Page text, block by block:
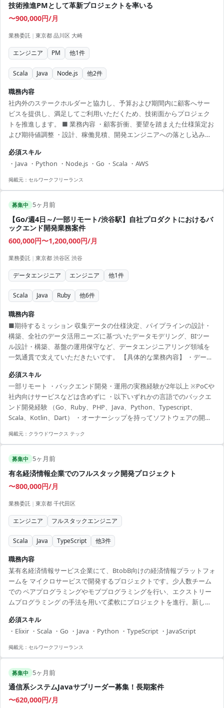
技術推進PMとして革新プロジェクトを率いる
〜900,000円/月
業務委託 | 東京都 品川区 大崎
エンジニア PM 他1件
Scala Java Node.js 他2件
職務内容
社内外のステークホルダーと協力し、予算および期間内に顧客へサー
ビスを提供し、満足してご利用いただくため、技術面からプロジェク
トを推進します。 ■ 業務内容 ・顧客折衝、要望を踏まえた仕様策定お
よび期待値調整 ・設計、稼働見積、開発エンジニアへの落とし込み、
依頼 ・軽微な開発内容の修正（Chatbotの質問追加等） ・サービスイ
ン後の技術問題対応、カスタマイズ案件の見積もり対応 【アピールポ
イント】 ・リモート併用で柔軟な働き方が可能 ・外国籍可、グローバ
必須スキル
・Java ・Python ・Node.js ・Go ・Scala ・AWS
掲載元： セルワークフリーランス
募集中 5ヶ月前
【Go/週4日～/一部リモート/渋谷駅】自社プロダクトにおけるバ
ックエンド開発業務案件
600,000円〜1,200,000円/月
業務委託 | 東京都 渋谷区 渋谷
データエンジニア エンジニア 他1件
Scala Java Ruby 他6件
職務内容
■期待するミッション 収集データの仕様決定、パイプラインの設計・
構築、全社のデータ活用ニーズに基づいたデータモデリング、BIツー
ル設計・構築、基盤の運用保守など、データエンジニアリング領域を
一気通貫で支えていただきたいです。 【具体的な業務内容】 ・データ
ETL処理などパイプラインの設計・構築 ・リアルタイム性、正確性、セ
キュリティ、ガバナンスなどの非機能要件定義と設計・実装 ・BIツー
ルの設定・構築や、分析業務の一部 ・監視やモニタニング等含めた運
用基盤の構築と実運用 ・機械学習利用に向けたデータ基盤整備
必須スキル
一部リモート ・バックエンド開発・運用の実務経験が2年以上 ※PoCや
社内向けサービスなどは含めずに ・以下いずれかの言語でのバックエ
ンド開発経験 （Go、Ruby、PHP、Java、Python、Typescript、
Scala、Kotlin、Dart） ・オーナーシップを持ってソフトウェアの開発
掲載元： クラウドワークス テック
募集中 5ヶ月前
有名経済情報企業でのフルスタック開発プロジェクト
〜800,000円/月
業務委託 | 東京都 千代田区
エンジニア フルスタックエンジニア
Scala Java TypeScript 他3件
職務内容
某有名経済情報サービス企業にて、BtobB向けの経済情報プラットフォ
ームを マイクロサービスで開発するプロジェクトです。少人数チーム
での ペアプログラミングやモブプログラミングを行い、エクストリー
ムプログラミング の手法を用いて柔軟にプロジェクトを進行。新しい
ポイント】 ・アジャイル開発手法でスピーディーなプロジェクト進行
・多様なプログラミング言語を使用するため、スキルアップが期待で
きる ・エクストリームプログラミングによる新しい開発手法の経験 ・
必須スキル
・Elixir ・Scala ・Go ・Java ・Python ・TypeScript ・JavaScript
掲載元： セルワークフリーランス
募集中 5ヶ月前
通信系システムJavaサブリーダー募集！長期案件
〜620,000円/月